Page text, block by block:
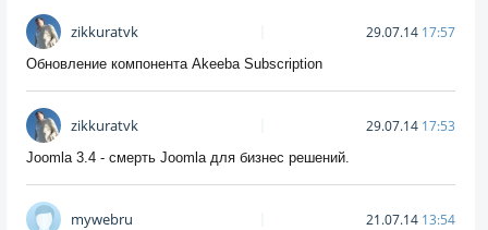
zikkuratvk 29.07.14 17:57
Обновление компонента Akeeba Subscription
zikkuratvk 29.07.14 17:53
Joomla 3.4 - смерть Joomla для бизнес решений.
mywebru 21.07.14 13:54